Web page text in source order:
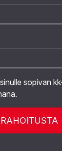
sopivan